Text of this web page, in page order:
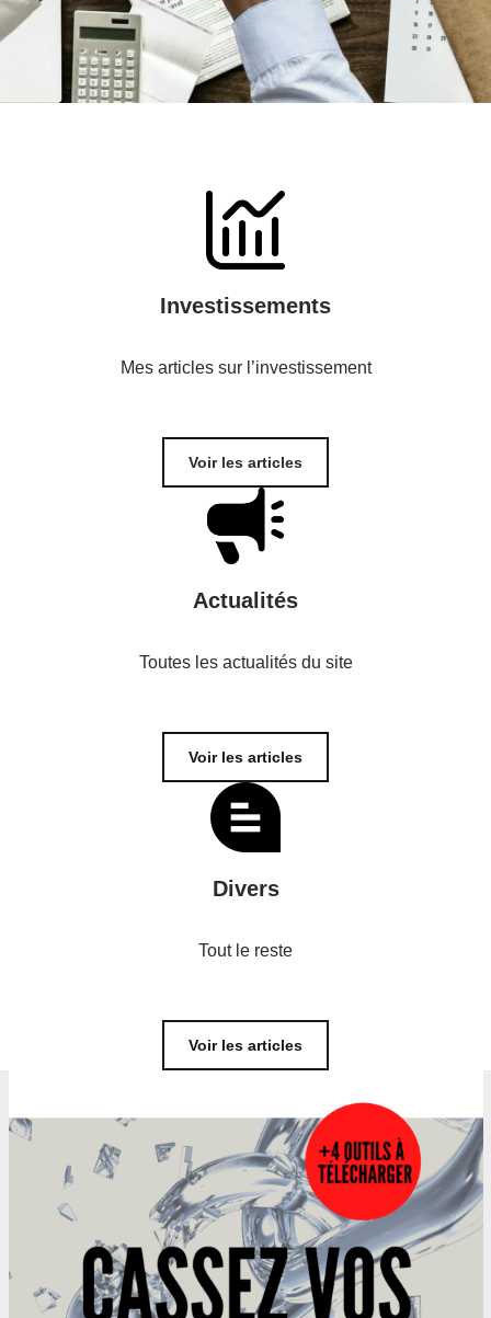
Investissements
Mes articles sur l’investissement
Voir les articles
Actualités
Toutes les actualités du site
Voir les articles
Divers
Tout le reste
Voir les articles